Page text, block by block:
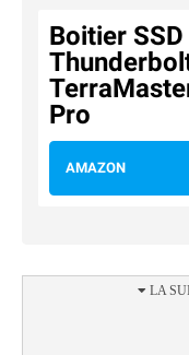
Boitier SSD
Pro
AMAZON